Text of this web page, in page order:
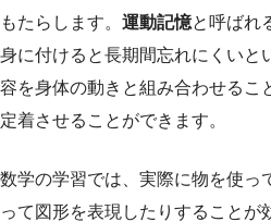
もたらします。 運動記憶と呼ばれ
身に付けると長期間忘れにくいと
容を身体の動きと組み合わせるこ
定着させることができます。
数学の学習では、実際に物を使っ
って図形を表現したりすることが